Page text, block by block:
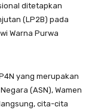
ditetapkan
(LP2B) pada
Warna Purwa
yang merupakan
(ASN), Wamen
cita-cita